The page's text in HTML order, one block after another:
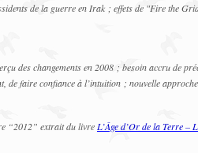
de la guerre en Irak ; effets de "Fire the
des changements en 2008 ; besoin accru de
de faire confiance à l’intuition ; nouvelle
“2012” extrait du livre L’Âge d’Or de la Terre –